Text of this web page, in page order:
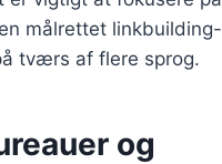
målrettet linkbuilding-
tværs af flere sprog.
og